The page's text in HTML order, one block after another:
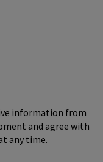
information from
and agree with
any time.